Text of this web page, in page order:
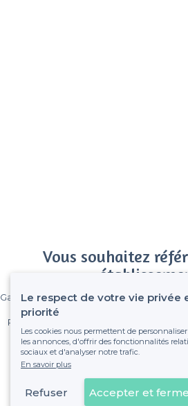
Vous souhaitez
Gagnez de nombreux clients parmi le
Pas de commissions et sans
fixe sans risque de voir
Référencer mon
Déjà client
Le respect de votre vie privée
priorité
Les cookies nous permettent de
les annonces, d'offrir des fonctionnalités
sociaux et d'analyser notre trafic.
En savoir plus
Refuser Accepter et